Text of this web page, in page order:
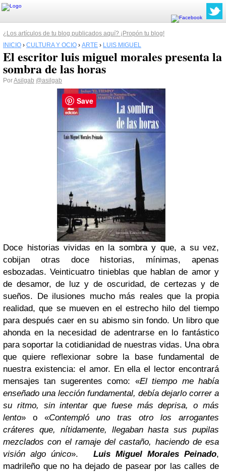
¿Los artículos de tu blog publicados aquí? ¡Propón tu blog!
INICIO › CULTURA Y OCIO › ARTE › LUIS MIGUEL
El escritor luis miguel morales presenta la
sombra de las horas
PorAsilgab @asilgab
Doce historias vividas en la sombra y que, a su vez,
cobijan otras doce historias, mínimas, apenas
esbozadas. Veinticuatro tinieblas que hablan de amor y
de desamor, de luz y de oscuridad, de certezas y de
sueños. De ilusiones mucho más reales que la propia
realidad, que se mueven en el estrecho hilo del tiempo
para después caer en su abismo sin fondo. Un libro que
ahonda en la necesidad de adentrarse en lo fantástico
para soportar la cotidianidad de nuestras vidas. Una obra
que quiere reflexionar sobre la base fundamental de
nuestra existencia: el amor. En ella el lector encontrará
mensajes tan sugerentes como: «El tiempo me había
enseñado una lección fundamental, debía dejarlo correr a
su ritmo, sin intentar que fuese más deprisa, o más
lento» o «Contempló uno tras otro los arrogantes
cráteres que, nítidamente, llegaban hasta sus pupilas
mezclados con el ramaje del castaño, haciendo de esa
visión algo único». Luis Miguel Morales Peinado,
madrileño que no ha dejado de pasear por las calles de
Save